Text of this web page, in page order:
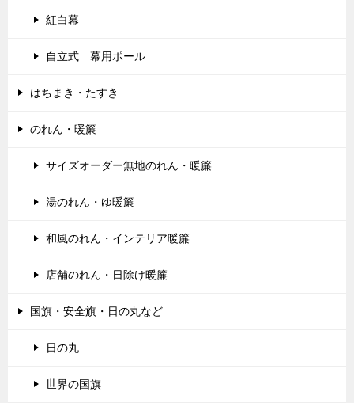
紅白幕
自立式 幕用ポール
はちまき・たすき
のれん・暖簾
サイズオーダー無地のれん・暖簾
湯のれん・ゆ暖簾
和風のれん・インテリア暖簾
店舗のれん・日除け暖簾
国旗・安全旗・日の丸など
日の丸
世界の国旗